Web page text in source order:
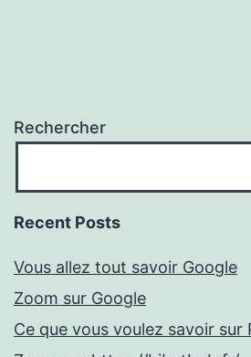
Rechercher
Recent Posts
Vous allez tout savoir Google
Zoom sur Google
Ce que vous voulez savoir sur